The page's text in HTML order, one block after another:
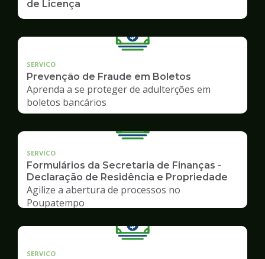
de Licença
SERVICO
Prevenção de Fraude em Boletos
Aprenda a se proteger de adulterções em
boletos bancários
SERVICO
Formulários da Secretaria de Finanças -
Declaração de Residência e Propriedade
Agilize a abertura de processos no
Poupatempo
SERVICO